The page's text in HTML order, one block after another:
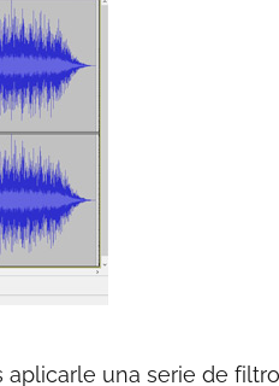
aplicarle una serie de